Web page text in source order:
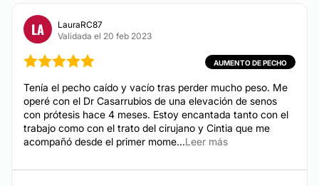
LA
LauraRC87
Validada el 20 feb 2023
AUMENTO DE PECHO
Tenía el pecho caído y vacío tras perder mucho peso. Me
operé con el Dr Casarrubios de una elevación de senos
con prótesis hace 4 meses. Estoy encantada tanto con el
trabajo como con el trato del cirujano y Cintia que me
acompañó desde el primer mome...Leer más